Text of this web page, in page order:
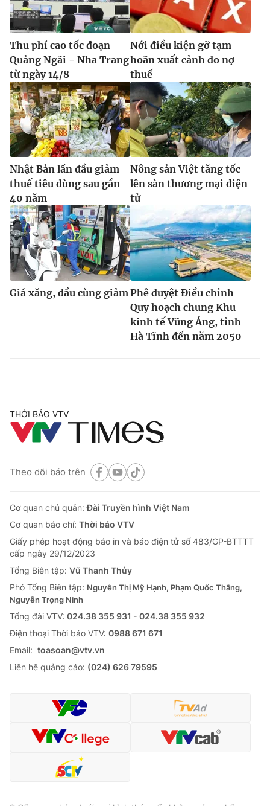
Thu phí cao tốc đoạn
Quảng Ngãi - Nha Trang
từ ngày 14/8
Nới điều kiện gỡ tạm
hoãn xuất cảnh do nợ
thuế
Nhật Bản lần đầu giảm
thuế tiêu dùng sau gần
40 năm
Nông sản Việt tăng tốc
lên sàn thương mại điện
tử
Giá xăng, dầu cùng giảm Phê duyệt Điều chỉnh
Quy hoạch chung Khu
kinh tế Vũng Áng, tỉnh
Hà Tĩnh đến năm 2050
THỜI BÁO VTV
Theo dõi báo trên
Cơ quan chủ quản:Đài Truyền hình Việt Nam
Cơ quan báo chí: Thời báo VTV
Giấy phép hoạt động báo in và báo điện tử số 483/GP-BTTTT
cấp ngày 29/12/2023
Tổng Biên tập: Vũ Thanh Thủy
Phó Tổng Biên tập: Nguyễn Thị Mỹ Hạnh, Phạm Quốc Thắng,
Nguyễn Trọng Ninh
Tổng đài VTV: 024.38 355 931 - 024.38 355 932
Ðiện thoại Thời báo VTV: 0988 671 671
Email: toasoan@vtv.vn
Liên hệ quảng cáo: (024) 626 79595